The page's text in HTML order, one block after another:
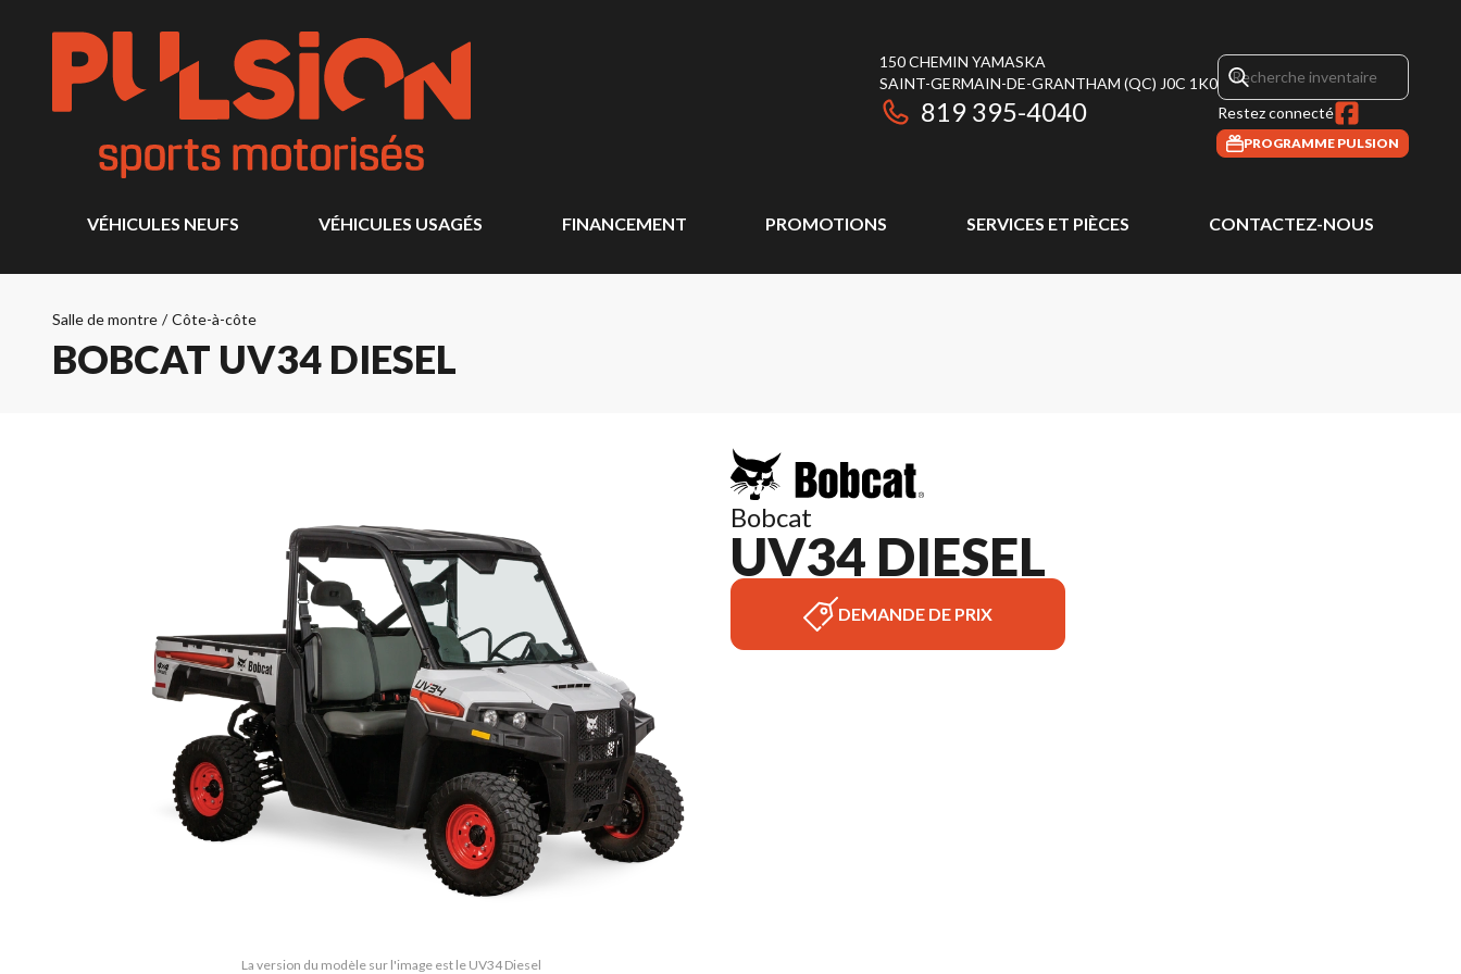
150 CHEMIN YAMASKA
SAINT-GERMAIN-DE-GRANTHAM (QC) J0C 1K0
819 395-4040 Restez connecté
PROGRAMME PULSION
VÉHICULES NEUFS VÉHICULES USAGÉS FINANCEMENT PROMOTIONS SERVICES ET PIÈCES CONTACTEZ-NOUS
Salle de montre / Côte-à-côte
BOBCAT UV34 DIESEL
La version du modèle sur l'image est le UV34 Diesel
Bobcat
UV34 DIESEL
DEMANDE DE PRIX